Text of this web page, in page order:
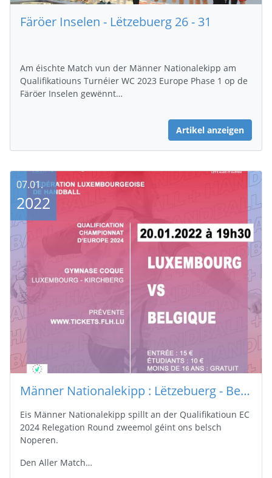
Färöer Inselen - Lëtzebuerg 26 - 31
Am éischte Match vun der Männer Nationalekipp am
Qualifikatiouns Turnéier WC 2023 Europe Phase 1 op de
Färöer Inselen gewënnt…
Artikel anzeigen
Männer Nationalekipp : Lëtzebuerg - Belsch
Eis Männer Nationalekipp spillt an der Qualifikatioun EC
2024 Relegation Round zweemol géint ons belsch
Noperen.
Den Aller Match…
07.01.
2022